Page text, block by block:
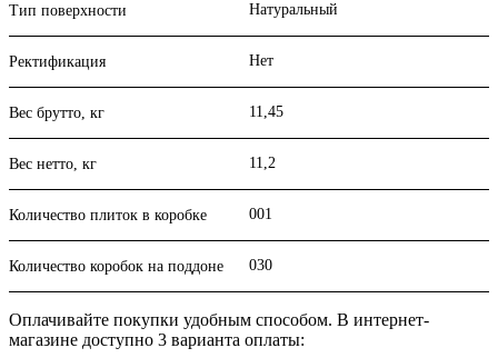
Тип поверхности Натуральный
Ректификация Нет
Вес брутто, кг 11,45
Вес нетто, кг 11,2
Количество плиток в коробке 001
Количество коробок на поддоне 030
Оплачивайте покупки удобным способом. В интернет-
магазине доступно 3 варианта оплаты: